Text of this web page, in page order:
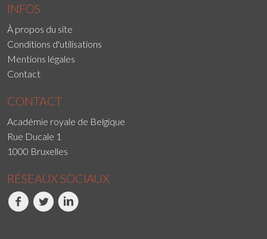
INFOS
À propos du site
Conditions d'utilisations
Mentions légales
Contact
CONTACT
Académie royale de Belgique
Rue Ducale 1
1000 Bruxelles
RÉSEAUX SOCIAUX